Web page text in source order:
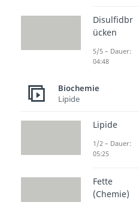
mehr am
Prinzip
Disulfidbr
ücken
5/5 – Dauer:
04:48
Biochemie
Lipide
Lipide
1/2 – Dauer:
05:25
Fette
(Chemie)